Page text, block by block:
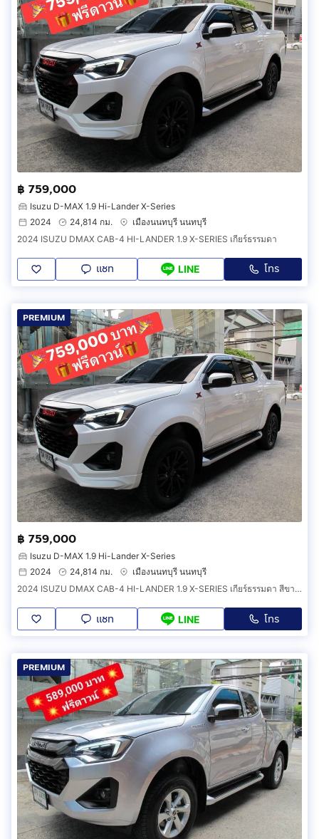
฿ 759,000
Isuzu D-MAX 1.9 Hi-Lander X-Series
2024
24,814 กม.
เมืองนนทบุรี นนทบุรี
2024 ISUZU DMAX CAB-4 HI-LANDER 1.9 X-SERIES เกียร์ธรรมดา
แชท LINE โทร
PREMIUM
฿ 759,000
Isuzu D-MAX 1.9 Hi-Lander X-Series
2024
24,814 กม.
เมืองนนทบุรี นนทบุรี
2024 ISUZU DMAX CAB-4 HI-LANDER 1.9 X-SERIES เกียร์ธรรมดา สีขาวมุก
แชท LINE โทร
PREMIUM